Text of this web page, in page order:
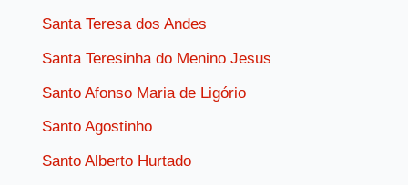
Santa Teresa dos Andes
Santa Teresinha do Menino Jesus
Santo Afonso Maria de Ligório
Santo Agostinho
Santo Alberto Hurtado